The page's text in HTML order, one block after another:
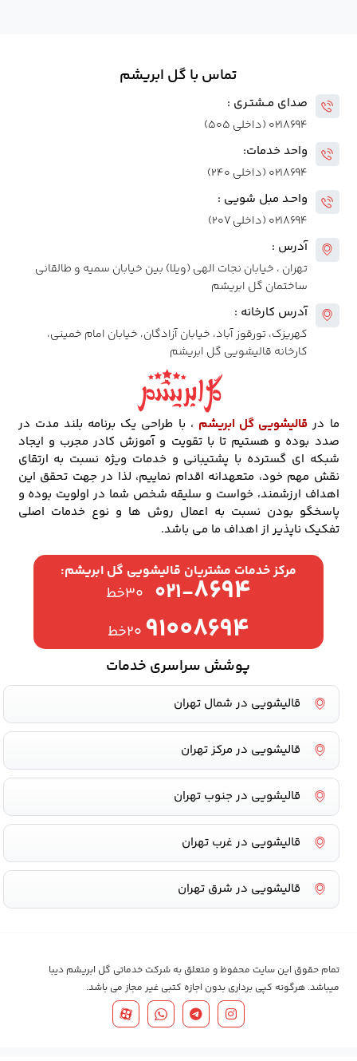
تماس با گل ابریشم
صدای مــشتـری :
۰۲۱۸۶۹۴ (داخلی ۵۰۵)
واحد خدمات:
۰۲۱۸۶۹۴ (داخلی ۲۴۰)
واحـد مبل شویی :
۰۲۱۸۶۹۴ (داخلی ۲۰۷)
آدرس :
تهران ، خیابان نجات الهی (ویلا) بین خیابان سمیه و طالقانی
ساختمان گل ابریشم
آدرس کارخانه :
کهریزک، تورقوز آباد، خیابان آزادگان، خیابان امام خمینی،
کارخانه قالیشویی گل ابریشم
ما در قالیشویی گل ابریشم ، با طراحی یک برنامه بلند مدت در
صدد بوده و هستیم تا با تقویت و آموزش کادر مجرب و ایجاد
شبکه ای گسترده با پشتیبانی و خدمات ویژه نسبت به ارتقای
نقش مهم خود، متعهدانه اقدام نماییم، لذا در جهت تحقق این
اهداف ارزشمند، خواست و سلیقه شخص شما در اولویت بوده و
پاسخگو بودن نسبت به اعمال روش ها و نوع خدمات اصلی
تفکیک ناپذیر از اهداف ما می باشد.
مرکز خدمات مشتریان قالیشویی گل ابریشم:
۰۲۱-۸۶۹۴ ۳۰خط
۹۱۰۰۸۶۹۴ ۲۰خط
پوشش سراسری خدمات
قالیشویی در شمال تهران
قالیشویی در مرکز تهران
قالیشویی در جنوب تهران
قالیشویی در غرب تهران
قالیشویی در شرق تهران
تمام حقوق این سایت محفوظ و متعلق به شرکت خدماتی گل ابریشم دیبا
میباشد. هرگونه کپی برداری بدون اجازه کتبی غیر مجاز می باشد.